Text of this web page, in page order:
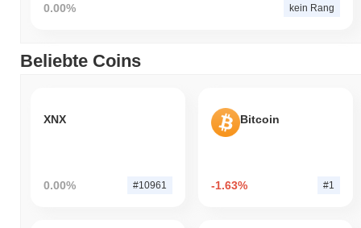
0.00% kein Rang
Beliebte Coins
XNX
0.00% #10961
Bitcoin
-1.63% #1